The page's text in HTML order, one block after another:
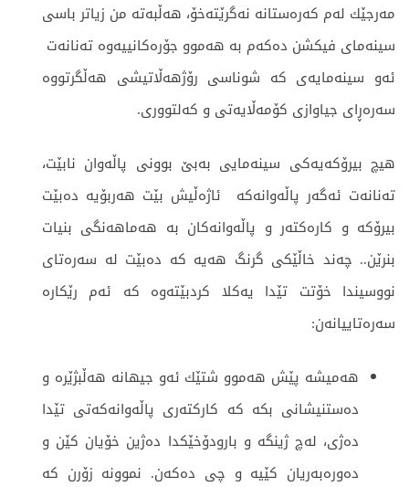
مه‌رجێك له‌م كه‌ره‌ستانه‌ نه‌گرێته‌خۆ، هه‌ڵبه‌ته‌ من زیاتر باسی
سینه‌مای فیکشن ده‌كه‌م به‌ هه‌موو جۆره‌كانییه‌وه‌ ته‌نانه‌ت
ئه‌و سینه‌مایه‌ی كه‌ شوناسی رۆژهه‌ڵاتیشی هه‌ڵگرتووه‌
سەرەڕای جیاوازی کۆمەڵایەتی و کەلتووری.
هیچ بیرۆكه‌یه‌كی سینه‌مایی به‌بێ بوونی پاڵه‌وان نابێت،
ته‌نانه‌ت ئه‌گه‌ر پاڵه‌وانه‌كه‌ ئاژەڵیش بێت هه‌ربۆیه‌ ده‌بێت
بیرۆكه‌ و كاره‌كته‌ر و پاڵه‌وانه‌كان بە هه‌ماهه‌نگی بنیات
بنرێن.. چه‌ند خاڵێكی گرنگ هه‌یه‌ كه‌ ده‌بێت له ‌سه‌ره‌تای
نووسیندا خۆتت تێدا یه‌كلا كردبێته‌وه‌ كه ‌ئه‌م رێكاره‌
سه‌ره‌تاییا‌نه‌ن:
هه‌میشه‌ پێش هه‌موو شتێك ئه‌و جیهانه‌ هه‌ڵبژێره‌ و
ده‌ستنیشانی بكه‌ كه‌ كاركته‌ری پاڵه‌وانه‌كه‌تی تێدا
دەژی‌، له‌چ ژینگه‌ و بارودۆخێکدا ده‌ژین خۆیان كێن و
ده‌وره‌به‌ریان كێیه ‌و چی ده‌كه‌ن. نموونە زۆرن کە